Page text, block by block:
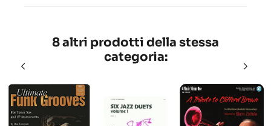
8 altri prodotti della stessa
categoria: